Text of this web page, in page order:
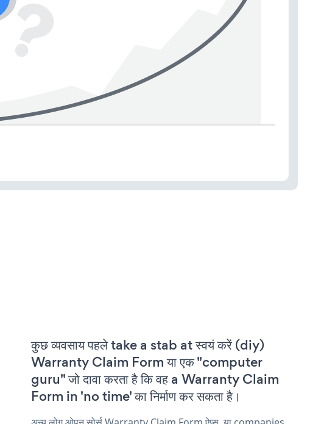
कुछ व्यवसाय पहले take a stab at स्वयं करें (diy)
Warranty Claim Form या एक "computer
guru" जो दावा करता है कि वह a Warranty Claim
Form in 'no time' का निर्माण कर सकता है।